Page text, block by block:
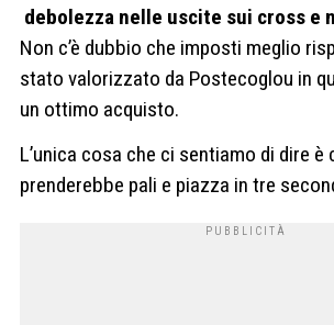
debolezza nelle uscite sui cross e
Non c’è dubbio che imposti meglio
stato valorizzato da Postecoglou in
un ottimo acquisto.
L’unica cosa che ci sentiamo di dire è
prenderebbe pali e piazza in tre